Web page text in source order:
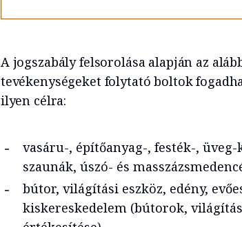
A jogszabály felsorolása alapján az
tevékenységeket folytató boltok
ilyen célra:
vasáru-, építőanyag-, festék-,
szaunák, úszó- és
bútor, világítási eszköz, edény,
kiskereskedelem (bútorok,